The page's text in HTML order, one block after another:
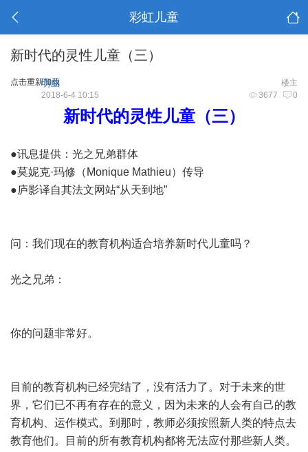
彩虹儿童
新时代的灵性儿童（三）
点击重新加载 楼主
明曲
3677 0
2018-6-4 10:15
新时代的灵性儿童（三）
●讯息提供：光之兄弟群体
●莫妮克·玛修（Monique Mathieu）传导
●庐影译自其法文网站“从天到地”
问：我们现在的教育机构适合培养新时代儿童吗？
光之兄弟：
你的问题非常好。
目前的教育机构已经完结了，没有活力了。对于未来的世
界，它们已不再有存在的意义，因为未来的人会有自己的教
育机构、运作模式。到那时，教师必须按照新人类的特点去
教育他们。目前的所有教育机构都将无法应付那些新人类。